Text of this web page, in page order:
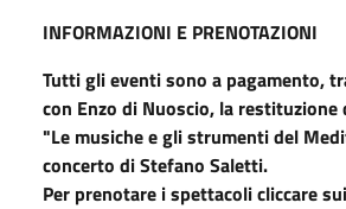
INFORMAZIONI E PRENOTAZIONI
Tutti gli eventi sono a pagamento,
con Enzo di Nuoscio, la
"Le musiche e gli strumenti del
concerto di Stefano Saletti.
Per prenotare i spettacoli cliccare